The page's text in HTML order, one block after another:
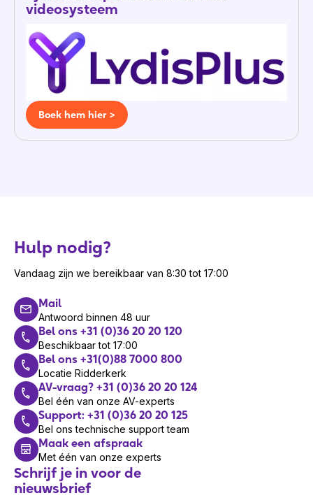
videosysteem
Boek hem hier >
Hulp nodig?
Vandaag zijn we bereikbaar van 8:30 tot 17:00
Mail
Antwoord binnen 48 uur
Bel ons +31 (0)36 20 20 120
Beschikbaar tot 17:00
Bel ons +31(0)88 7000 800
Locatie Ridderkerk
AV-vraag? +31 (0)36 20 20 124
Bel één van onze AV-experts
Support: +31 (0)36 20 20 125
Bel ons technische support team
Maak een afspraak
Met één van onze experts
Schrijf je in voor de
nieuwsbrief